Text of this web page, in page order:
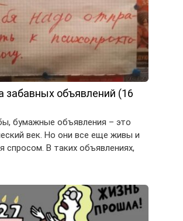
забавных объявлений (16
бумажные объявления – это
век. Но они все еще живы и
спросом. В таких объявлениях,